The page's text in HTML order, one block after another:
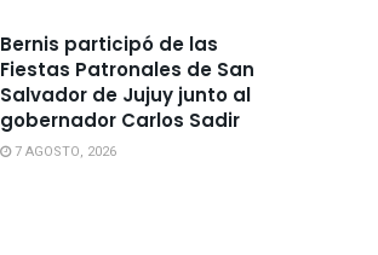
Bernis participó de las
Fiestas Patronales de San
Salvador de Jujuy junto al
gobernador Carlos Sadir
7 AGOSTO, 2026